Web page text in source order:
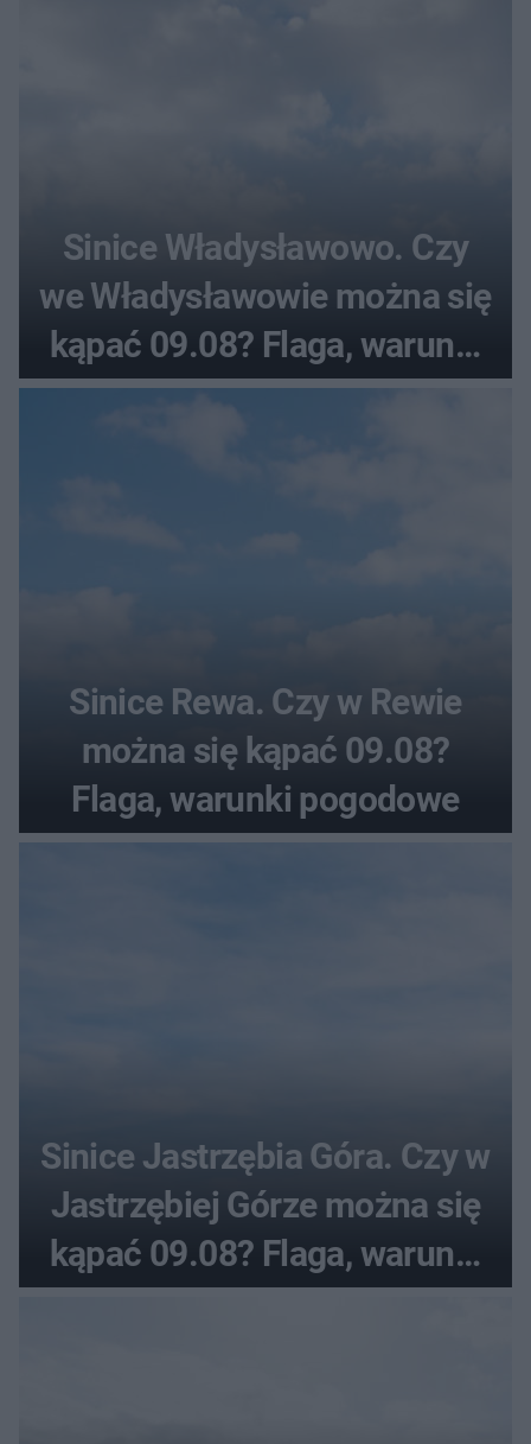
Sinice Władysławowo. Czy
we Władysławowie można się
kąpać 09.08? Flaga, warunki
pogodowe
Sinice Rewa. Czy w Rewie
można się kąpać 09.08?
Flaga, warunki pogodowe
Sinice Jastrzębia Góra. Czy w
Jastrzębiej Górze można się
kąpać 09.08? Flaga, warunki